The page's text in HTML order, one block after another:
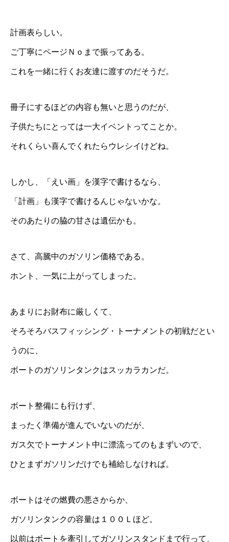
計画表らしい。
ご丁寧にページＮｏまで振ってある。
これを一緒に行くお友達に渡すのだそうだ。
冊子にするほどの内容も無いと思うのだが、
子供たちにとっては一大イベントってことか。
それくらい喜んでくれたらウレシイけどね。
しかし、「えい画」を漢字で書けるなら、
「計画」も漢字で書けるんじゃないかな。
そのあたりの脇の甘さは遺伝かも。
さて、高騰中のガソリン価格である。
ホント、一気に上がってしまった。
あまりにお財布に厳しくて、
そろそろバスフィッシング・トーナメントの初戦だとい
うのに、
ボートのガソリンタンクはスッカラカンだ。
ボート整備にも行けず、
まったく準備が進んでいないのだが、
ガス欠でトーナメント中に漂流ってのもまずいので、
ひとまずガソリンだけでも補給しなければ。
ボートはその燃費の悪さからか、
ガソリンタンクの容量は１００Ｌほど。
以前はボートを牽引してガソリンスタンドまで行って、